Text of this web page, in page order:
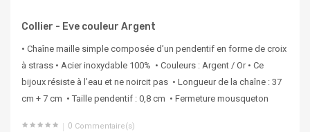
Collier - Eve couleur Argent
• Chaîne maille simple composée d’un pendentif en forme de croix
à strass • Acier inoxydable 100% • Couleurs : Argent / Or • Ce
bijoux résiste à l’eau et ne noircit pas • Longueur de la chaîne : 37
cm + 7 cm • Taille pendentif : 0,8 cm • Fermeture mousqueton
0 Commentaire(s)